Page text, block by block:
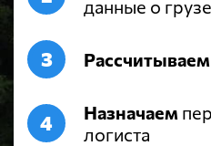
данные о грузе
Рассчитываем
Назначаем
логиста